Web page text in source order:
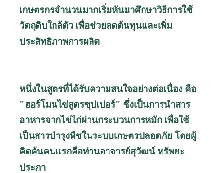
เกษตรกรจำนวนมากเริ่มหันมาศึกษาวิธีการใช้
วัตถุดิบใกล้ตัว เพื่อช่วยลดต้นทุนและเพิ่ม
ประสิทธิภาพการผลิต
หนึ่งในสูตรที่ได้รับความสนใจอย่างต่อเนื่อง คือ
"ฮอร์โมนไข่สูตรซุปเปอร์" ซึ่งเป็นการนำสาร
อาหารจากไข่ไก่ผ่านกระบวนการหมัก เพื่อใช้
เป็นสารบำรุงพืชในระบบเกษตรปลอดภัย โดยผู้
คิดค้นคนแรกคือท่านอาจารย์สุวัฒน์ ทรัพยะ
ประภา